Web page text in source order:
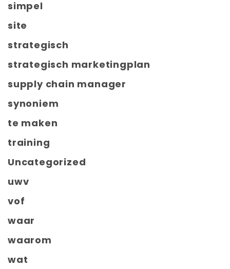
simpel
site
strategisch
strategisch marketingplan
supply chain manager
synoniem
te maken
training
Uncategorized
uwv
vof
waar
waarom
wat